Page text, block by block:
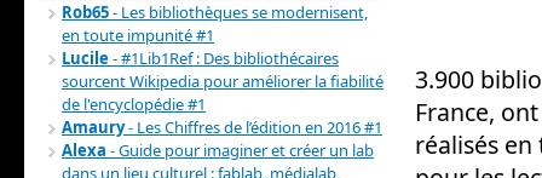
3.900
France,
réalisés
Rob65- Les bibliothèques se modernisent,
en toute impunité #1
Lucile- #1Lib1Ref : Des bibliothécaires
sourcent Wikipedia pour améliorer la fiabilité
de l'encyclopédie #1
Amaury- Les Chiffres de l’édition en 2016 #1
Alexa - Guide pour imaginer et créer un lab
dans un lieu culturel : fablab, médialab,